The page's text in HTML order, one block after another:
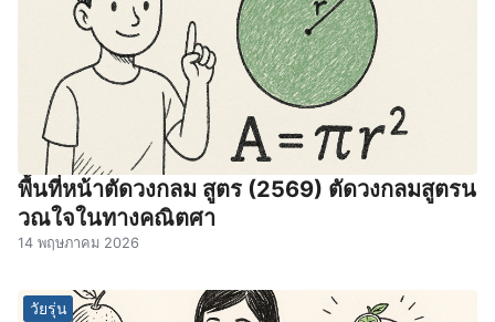
พื้นที่หน้าตัดวงกลม สูตร (2569) ตัดวงกลมสูตรน
วณใจในทางคณิตศา
14 พฤษภาคม 2026
วัยรุ่น